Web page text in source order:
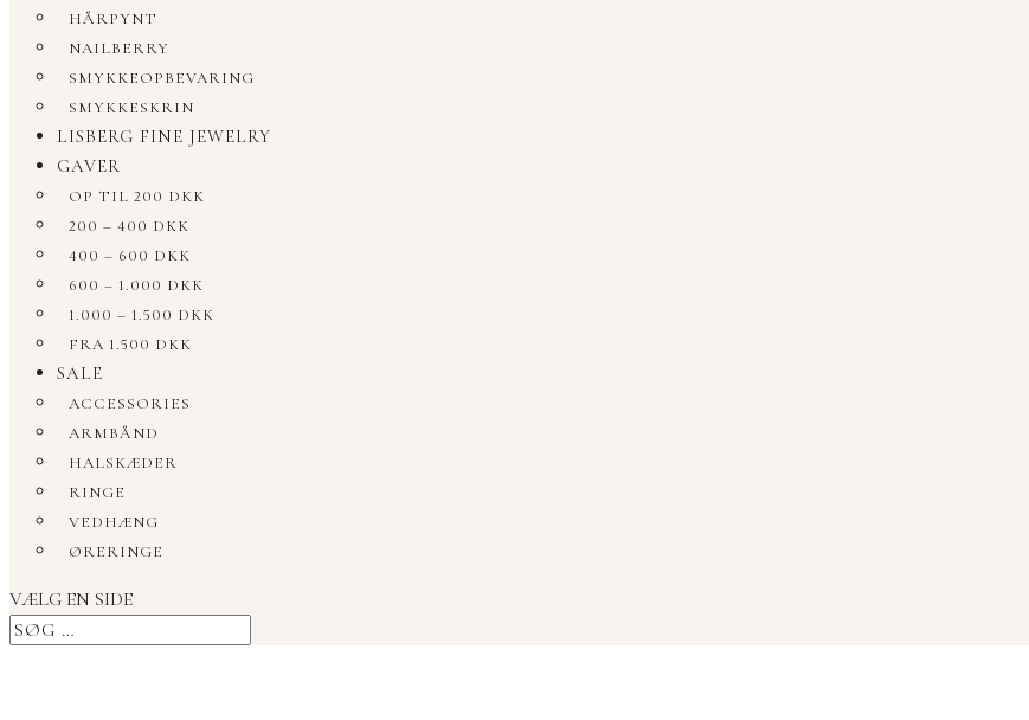
HÅRPYNT
NAILBERRY
SMYKKEOPBEVARING
SMYKKESKRIN
LISBERG FINE JEWELRY
GAVER
OP TIL 200 DKK
200 – 400 DKK
400 – 600 DKK
600 – 1.000 DKK
1.000 – 1.500 DKK
FRA 1.500 DKK
SALE
ACCESSORIES
ARMBÅND
HALSKÆDER
RINGE
VEDHÆNG
ØRERINGE
VÆLG EN SIDE